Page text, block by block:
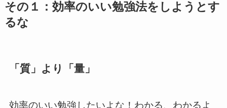
その１：効率のいい勉強法をしようとす
るな
「質」より「量」
効率のいい勉強したいよな！わかる、わかるよ